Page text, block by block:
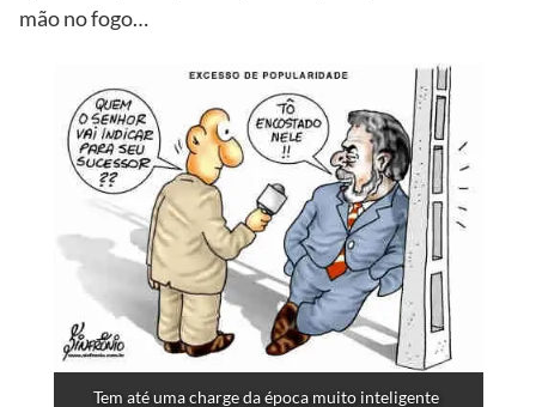
mão no fogo…
Tem até uma charge da época muito inteligente